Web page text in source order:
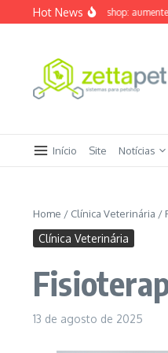
Ir para o conteúdo
Hot News
cruzadas petshop: aumente o
Início Site Notícias
Home / Clínica Veterinária /
Clínica Veterinária
13 de agosto de 2025